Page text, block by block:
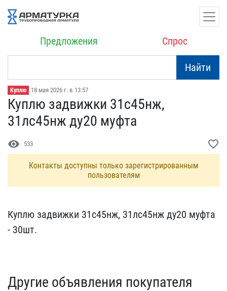
Предложения Спрос
Найти
Куплю 18 мая 2026 г. в 13:57
Куплю задвижки 31с45нж, ​
31лс45нж ду20 муфта
visibility 533 favorite_border
Контакты доступны только зарегистрированным
пользователям
Куплю задвижки 31с45нж, ​31лс45нж ду20 муфта
- 30​шт.
Другие объявления покупателя